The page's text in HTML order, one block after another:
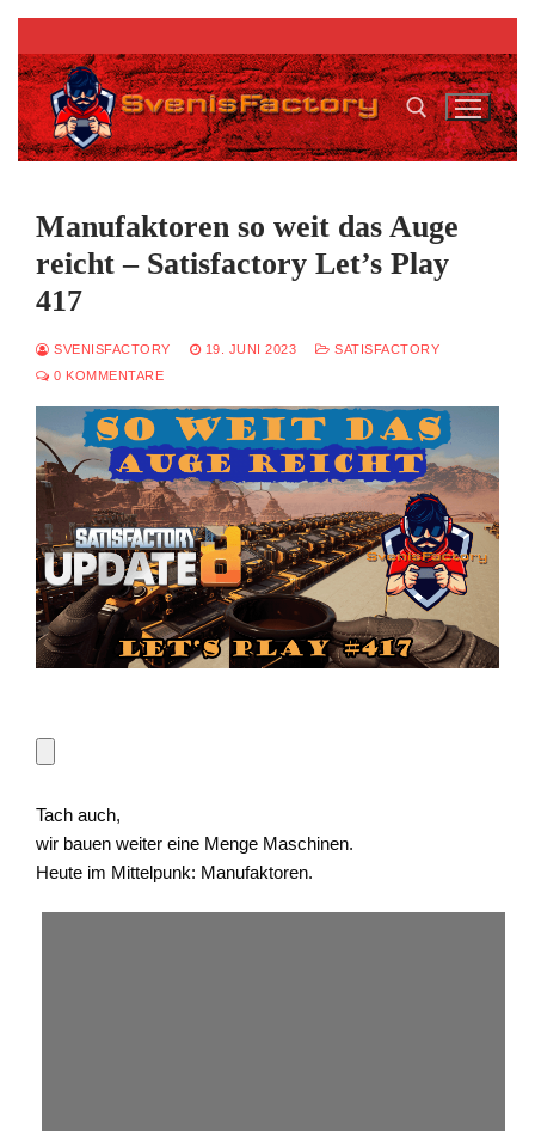
Zum
Inhalt
springen
Manufaktoren so weit das Auge
reicht – Satisfactory Let’s Play
417
SVENISFACTORY 19. JUNI 2023
SATISFACTORY
0 KOMMENTARE
Tach auch,
wir bauen weiter eine Menge Maschinen.
Heute im Mittelpunk: Manufaktoren.